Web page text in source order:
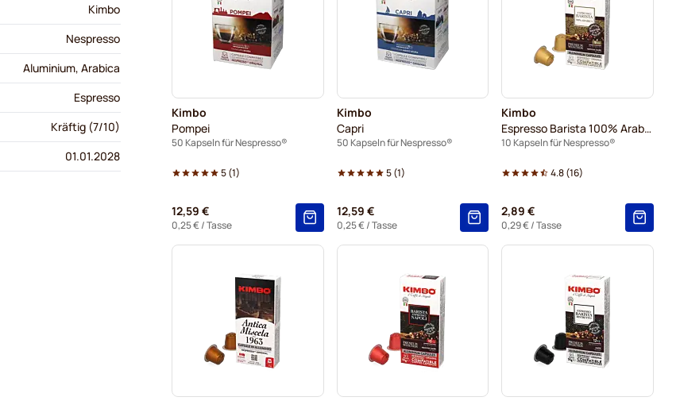
Kimbo
Pompei
50 Kapseln für Nespresso®
5(1)
12,59 €
0,25 €/ Tasse
Kimbo
Capri
50 Kapseln für Nespresso®
5(1)
12,59 €
0,25 €/ Tasse
Kimbo
Espresso Barista 100% Arabica
10 Kapseln für Nespresso®
4.8(16)
2,89 €
0,29 €/ Tasse
Kimbo
Nespresso
Aluminium, Arabica
Espresso
Kräftig (7/10)
01.01.2028